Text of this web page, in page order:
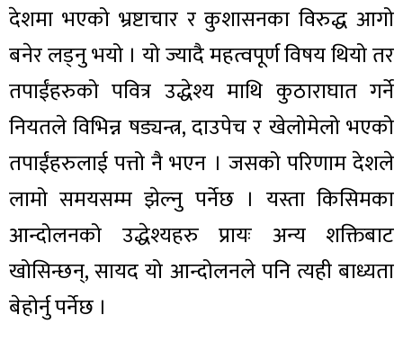
देशमा भएको भ्रष्टाचार र कुशासनका विरुद्ध आगो
बनेर लड्नु भयो । यो ज्यादै महत्वपूर्ण विषय थियो तर
तपाईंहरुको पवित्र उद्धेश्य माथि कुठाराघात गर्ने
नियतले विभिन्न षड्यन्त्र, दाउपेच र खेलोमेलो भएको
तपाईंहरुलाई पत्तो नै भएन । जसको परिणाम देशले
लामो समयसम्म झेल्नु पर्नेछ । यस्ता किसिमका
आन्दोलनको उद्धेश्यहरु प्रायः अन्य शक्तिबाट
खोसिन्छन्, सायद यो आन्दोलनले पनि त्यही बाध्यता
बेहोर्नु पर्नेछ ।